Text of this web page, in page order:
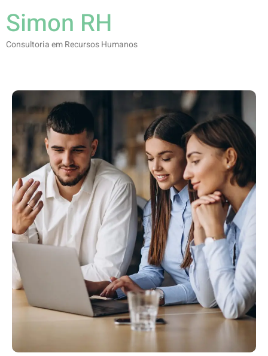
Simon RH
Consultoria em Recursos Humanos